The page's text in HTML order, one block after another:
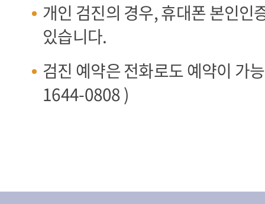
개인 검진의 경우, 휴대폰 본인인
있습니다.
검진 예약은 전화로도 예약이 가
1644-0808 )